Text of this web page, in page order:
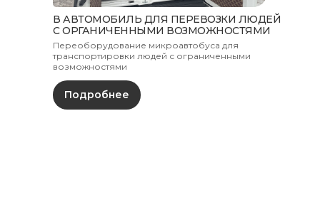
Переоборудование микроавтобуса для
транспортировки людей с ограниченными
возможностями
В АВТОМОБИЛЬ ДЛЯ ПЕРЕВОЗКИ ЛЮДЕЙ
С ОРГАНИЧЕННЫМИ ВОЗМОЖНОСТЯМИ
Подробнее